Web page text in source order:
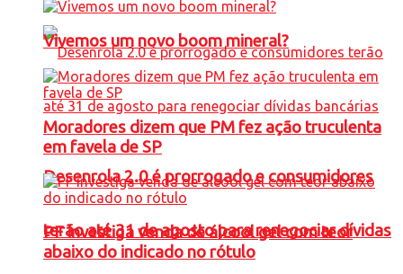
Desenrola 2.0 é prorrogado e consumidores
terão até 31 de agosto para renegociar dívidas
Vivemos um novo boom mineral?
Moradores dizem que PM fez ação truculenta
em favela de SP
PF investiga venda de álcool gel com teor
abaixo do indicado no rótulo